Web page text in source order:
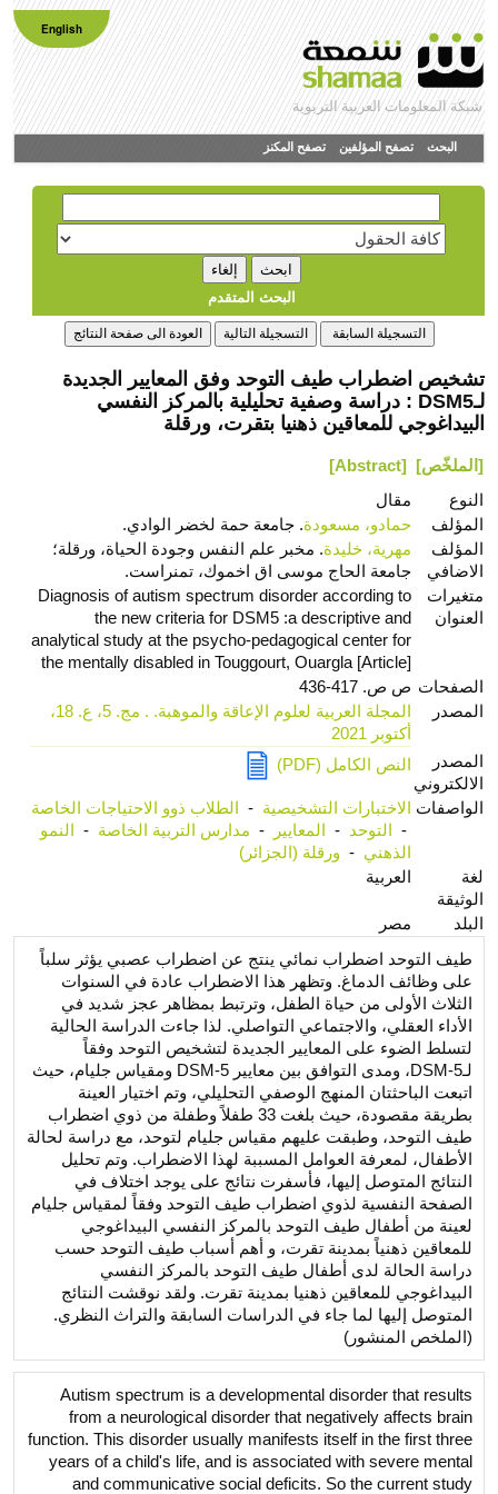
English
شبكة المعلومات العربية التربوية
البحث تصفح المؤلفين تصفح المكنز
البحث المتقدم
تشخيص اضطراب طيف التوحد وفق المعايير الجديدة
لـDSM5 : دراسة وصفية تحليلية بالمركز النفسي
البيداغوجي للمعاقين ذهنيا بتقرت، ورقلة
[الملخّص] [Abstract]
النوع
مقال
المؤلف
حمادو، مسعودة. جامعة حمة لخضر الوادي.
المؤلف
الاضافي
مهرية، خليدة. مخبر علم النفس وجودة الحياة، ورقلة؛
جامعة الحاج موسى اق اخموك، تمنراست.
متغيرات
العنوان
Diagnosis of autism spectrum disorder according to
the new criteria for DSM5 :a descriptive and
analytical study at the psycho-pedagogical center for
the mentally disabled in Touggourt, Ouargla [Article]
الصفحات ص ص. 417-436
المصدر
المجلة العربية لعلوم الإعاقة والموهبة. . مج. 5، ع. 18،
أكتوبر 2021
المصدر
الالكتروني
النص الكامل (PDF)
الواصفات الاختبارات التشخيصية - الطلاب ذوو الاحتياجات الخاصة
- التوحد - المعايير - مدارس التربية الخاصة - النمو
الذهني - ورقلة (الجزائر)
لغة
الوثيقة
العربية
البلد
مصر
طيف التوحد اضطراب نمائي ينتج عن اضطراب عصبي يؤثر سلباً
على وظائف الدماغ. وتظهر هذا الاضطراب عادة في السنوات
الثلاث الأولى من حياة الطفل، وترتبط بمظاهر عجز شديد في
الأداء العقلي، والاجتماعي التواصلي. لذا جاءت الدراسة الحالية
لتسلط الضوء على المعايير الجديدة لتشخيص التوحد وفقاً
لـDSM-5، ومدى التوافق بين معايير DSM-5 ومقياس جليام، حيث
اتبعت الباحثتان المنهج الوصفي التحليلي، وتم اختيار العينة
بطريقة مقصودة، حيث بلغت 33 طفلاً وطفلة من ذوي اضطراب
طيف التوحد، وطبقت عليهم مقياس جليام لتوحد، مع دراسة لحالة
الأطفال، لمعرفة العوامل المسببة لهذا الاضطراب. وتم تحليل
النتائج المتوصل إليها، فأسفرت نتائج على يوجد اختلاف في
الصفحة النفسية لذوي اضطراب طيف التوحد وفقاً لمقياس جليام
لعينة من أطفال طيف التوحد بالمركز النفسي البيداغوجي
للمعاقين ذهنياً بمدينة تقرت، و أهم أسباب طيف التوحد حسب
دراسة الحالة لدى أطفال طيف التوحد بالمركز النفسي
البيداغوجي للمعاقين ذهنيا بمدينة تقرت. ولقد نوقشت النتائج
المتوصل إليها لما جاء في الدراسات السابقة والتراث النظري.
(الملخص المنشور)
Autism spectrum is a developmental disorder that results
from a neurological disorder that negatively affects brain
function. This disorder usually manifests itself in the first three
years of a child's life, and is associated with severe mental
and communicative social deficits. So the current study